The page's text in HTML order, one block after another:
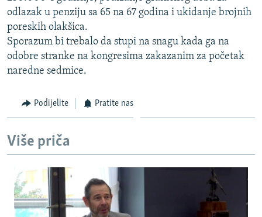
GENOCID U SREBRENICI
POPLAVE I KLIZIŠTA U BIH 2024.
TV LIBERTY
MOJA EVROPA
SVE KARTE DEJTONA
NASTANAK I RASPAD JUGOSLAVIJE
PRATITE NAS
Sve RFE/RL stranice
odlazak u penziju sa 65 na 67 godina i ukidanje brojnih
poreskih olakšica.
Sporazum bi trebalo da stupi na snagu kada ga na
odobre stranke na kongresima zakazanim za početak
naredne sedmice.
Podijelite Pratite nas
Više priča